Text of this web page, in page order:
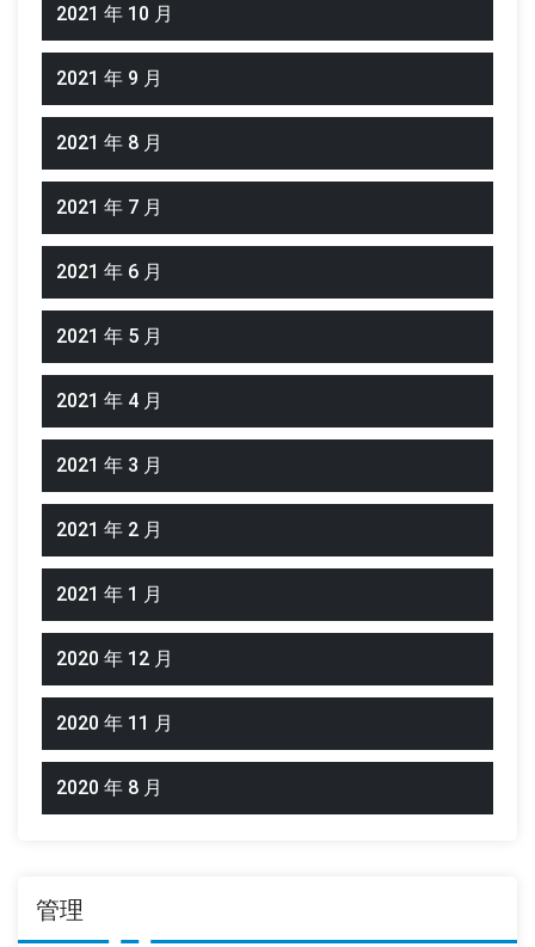
2021 年 10 月
2021 年 9 月
2021 年 8 月
2021 年 7 月
2021 年 6 月
2021 年 5 月
2021 年 4 月
2021 年 3 月
2021 年 2 月
2021 年 1 月
2020 年 12 月
2020 年 11 月
2020 年 8 月
管理